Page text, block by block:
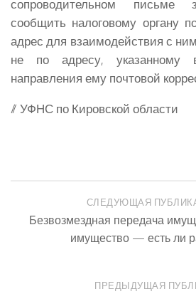
сопроводительном письме
сообщить налоговому органу
адрес для взаимодействия с
не по адресу, указанному
направления ему почтовой
// УФНС по Кировской области
СЛЕДУЮЩАЯ
Безвозмездная передача
имущество — есть ли
ПРЕДЫДУЩАЯ